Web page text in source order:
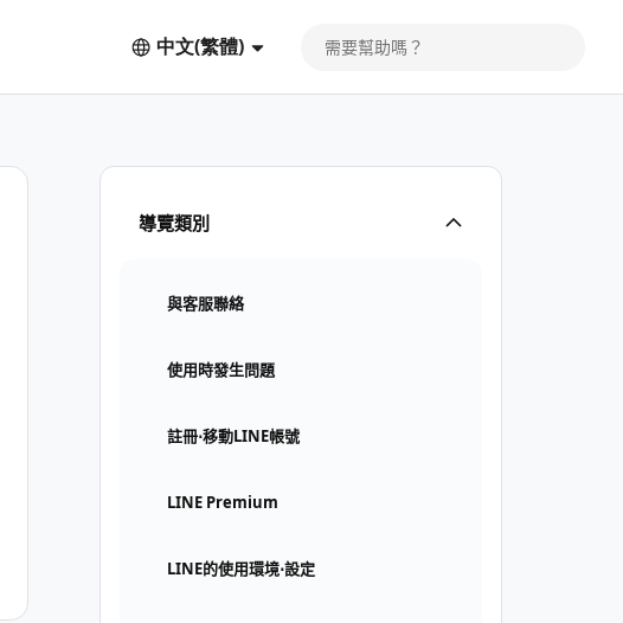
中文(繁體)
導覽類別
與客服聯絡
使用時發生問題
註冊⋅移動LINE帳號
LINE Premium
LINE的使用環境⋅設定